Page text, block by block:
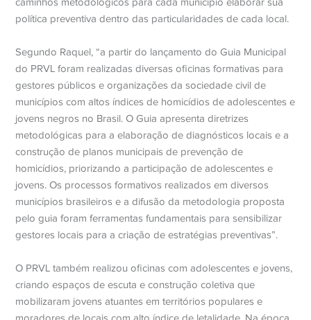
política preventiva dentro das particularidades de cada local.
Segundo Raquel, “a partir do lançamento do Guia Municipal
do PRVL foram realizadas diversas oficinas formativas para
gestores públicos e organizações da sociedade civil de
municípios com altos índices de homicídios de adolescentes e
jovens negros no Brasil. O Guia apresenta diretrizes
metodológicas para a elaboração de diagnósticos locais e a
construção de planos municipais de prevenção de
homicídios, priorizando a participação de adolescentes e
jovens. Os processos formativos realizados em diversos
municípios brasileiros e a difusão da metodologia proposta
pelo guia foram ferramentas fundamentais para sensibilizar
gestores locais para a criação de estratégias preventivas”.
O PRVL também realizou oficinas com adolescentes e jovens,
criando espaços de escuta e construção coletiva que
mobilizaram jovens atuantes em territórios populares e
moradores de locais com alto índice de letalidade. Na época,